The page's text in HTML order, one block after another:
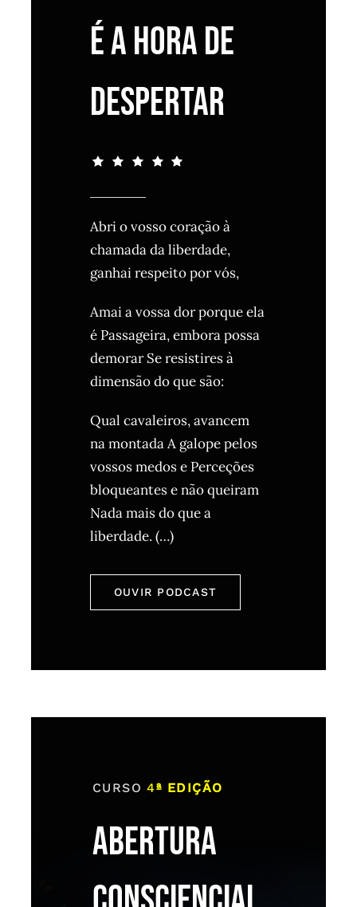
É A HORA DE
DESPERTAR
Abri o vosso coração à
chamada da liberdade,
ganhai respeito por vós,
Amai a vossa dor porque ela
é Passageira, embora possa
demorar Se resistires à
dimensão do que são:
Qual cavaleiros, avancem
na montada A galope pelos
vossos medos e Perceções
bloqueantes e não queiram
Nada mais do que a
liberdade. (…)
OUVIR PODCAST
CURSO4ª EDIÇÃO
ABERTURA